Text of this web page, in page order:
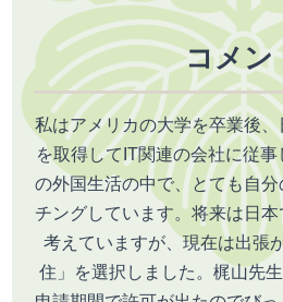
コメン
私はアメリカの大学を卒業後
を取得してIT関連の会社に従
の外国生活の中で、とても自
チングしています。将来は日
考えていますが、現在は出張
住」を選択しました。梶山先